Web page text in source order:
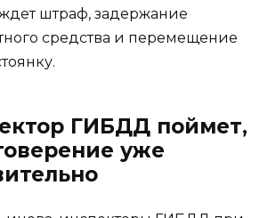
штраф, задержание
средства и перемещение
ГИБДД поймет,
уже